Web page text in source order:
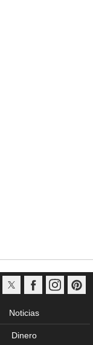
Noticias
Dinero